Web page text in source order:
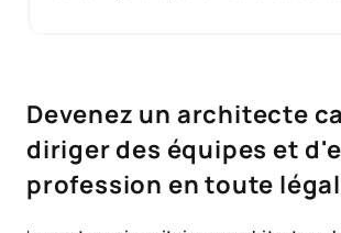
Devenez un architecte
diriger des équipes et
profession en toute